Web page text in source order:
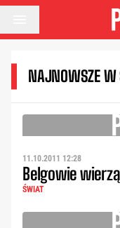
Przejdź do treści
NAJNOWSZE W
11.10.2011 12:28
Belgowie
ŚWIAT